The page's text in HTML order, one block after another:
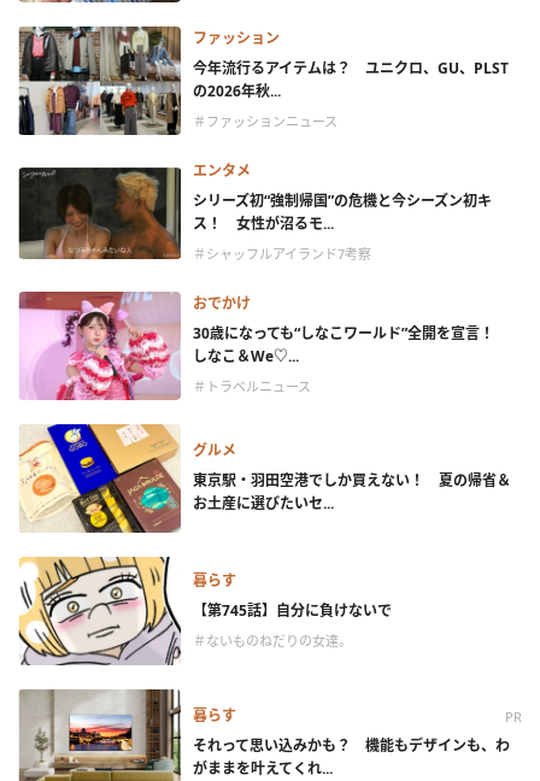
ファッション
今年流行るアイテムは？ ユニクロ、GU、PLST
の2026年秋...
＃ファッションニュース
エンタメ
シリーズ初“強制帰国”の危機と今シーズン初キ
ス！ 女性が沼るモ...
＃シャッフルアイランド7考察
おでかけ
30歳になっても“しなこワールド”全開を宣言！
しなこ＆We♡...
＃トラベルニュース
グルメ
東京駅・羽田空港でしか買えない！ 夏の帰省＆
お土産に選びたいセ...
暮らす
【第745話】自分に負けないで
＃ないものねだりの女達。
暮らす PR
それって思い込みかも？ 機能もデザインも、わ
がままを叶えてくれ...